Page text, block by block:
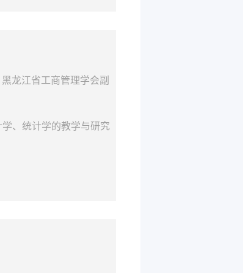
龙江省工商管理学会副
、统计学的教学与研究